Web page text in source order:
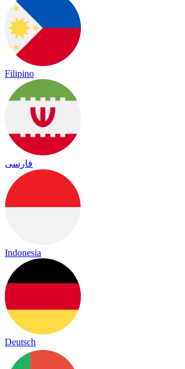
Filipino
فارسی
Indonesia
Deutsch